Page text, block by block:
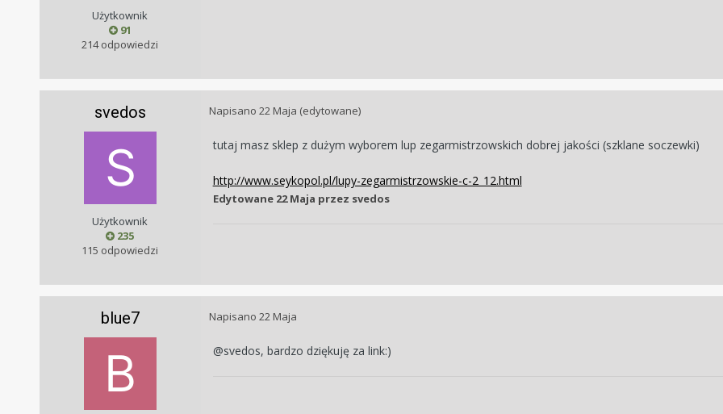
Użytkownik
91
214 odpowiedzi
svedos
Użytkownik
235
115 odpowiedzi
Napisano 22 Maja (edytowane)
tutaj masz sklep z dużym wyborem lup zegarmistrzowskich dobrej jakości (szklane soczewki)
http://www.seykopol.pl/lupy-zegarmistrzowskie-c-2_12.html
Edytowane 22 Maja przez svedos
blue7 Napisano 22 Maja
@svedos, bardzo dziękuję za link:)